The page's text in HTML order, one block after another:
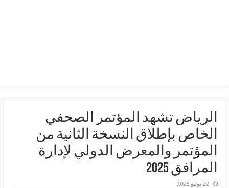
الرياض تشهد المؤتمر الصحفي
الخاص بإطلاق النسخة الثانية من
المؤتمر والمعرض الدولي لإدارة
المرافق 2025
22 يوليو,2025